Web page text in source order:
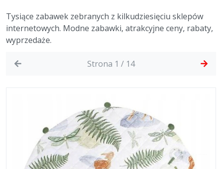
Tysiące zabawek zebranych z kilkudziesięciu sklepów
internetowych. Modne zabawki, atrakcyjne ceny, rabaty,
wyprzedaże.
Strona 1 / 14